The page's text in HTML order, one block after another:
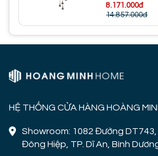
8.171.000đ
14.857.000đ
HỆ THỐNG CỬA HÀNG HOÀNG
Showroom: 1082 Đường DT743,
Đông Hiệp, TP. Dĩ An, Bình